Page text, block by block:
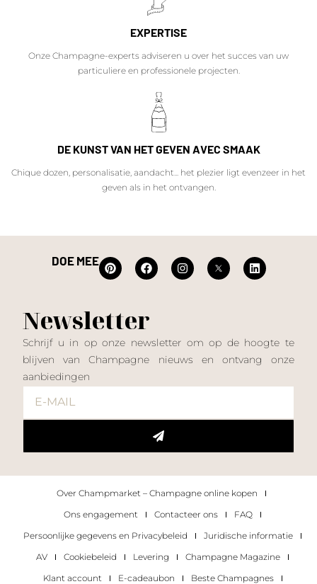
EXPERTISE
Onze Champagne-experts adviseren u over het succes van uw
particuliere en professionele projecten.
DE KUNST VAN HET GEVEN AVEC SMAAK
Chique dozen, personalisatie, aandacht... het plezier ligt evenzeer in het
geven als in het ontvangen.
DOE MEE
Newsletter
Schrijf u in op onze newsletter om op de hoogte te
blijven van Champagne nieuws en ontvang onze
aanbiedingen
Over Champmarket – Champagne online kopen
Ons engagement
Contacteer ons
FAQ
Persoonlijke gegevens en Privacybeleid
Juridische informatie
AV
Cookiebeleid Levering
Champagne Magazine
Klant account
E-cadeaubon
Beste Champagnes